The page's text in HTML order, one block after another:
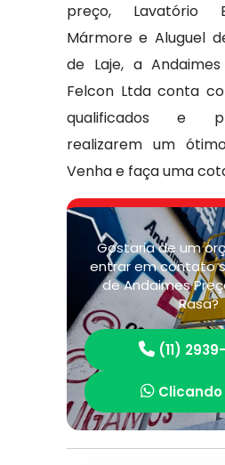
preço, Lavatório
Mármore e Aluguel
de Laje, a
Felcon Ltda conta
qualificados e
realizarem um
Venha e faça uma
Gostaria de um
entrar em contato
de Andaimes
Rasa?
(11)
Clicando